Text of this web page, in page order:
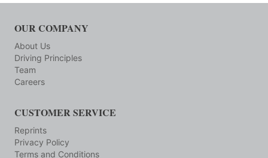
OUR COMPANY
About Us
Driving Principles
Team
Careers
CUSTOMER SERVICE
Reprints
Privacy Policy
Terms and Conditions